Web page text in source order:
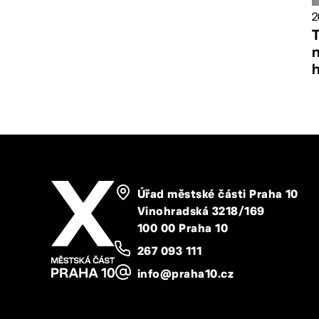
Úřad městské části Praha 10
Vinohradská 3218/169
100 00 Praha 10
267 093 111
info@praha10.cz